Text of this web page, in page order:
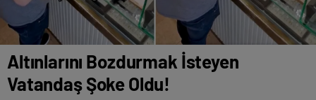
Altınlarını Bozdurmak İsteyen
Vatandaş Şoke Oldu!